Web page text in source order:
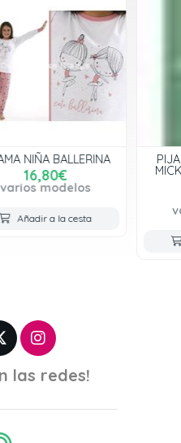
PIJAMA TWEEN CHICO
MICKEY JUNGLE 55499
DISNEY
las redes!